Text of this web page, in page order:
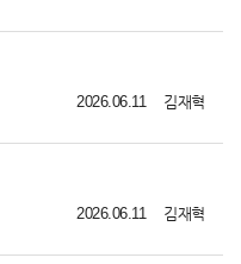
김재혁
2026.06.11
김재혁
2026.06.11